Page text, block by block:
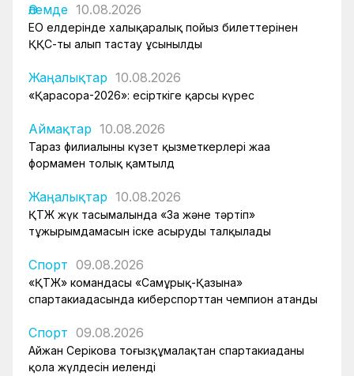
Әлемде 10.08.2026
ЕО елдерінде халықаралық пойыз билеттерінен
ҚҚС-ты алып тастау ұсынылды
Жаңалықтар 10.08.2026
«Қарасора-2026»: есірткіге қарсы күрес
Аймақтар 10.08.2026
Тараз филиалының күзет қызметкерлері жаңа
формамен толық қамтылд
Жаңалықтар 10.08.2026
ҚТЖ жүк тасымалында «Заң және тәртіп»
тұжырымдамасын іске асыруды талқылады
Спорт 09.08.2026
«ҚТЖ» командасы «Самұрық-Қазына»
спартакиадасында киберспорттан чемпион атанды
Спорт 09.08.2026
Айжан Серікова тоғызқұмалақтан спартакиаданың
қола жүлдесін иеленді